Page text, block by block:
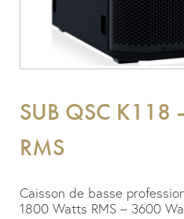
SUB QSC K118
RMS
Caisson de basse
1800 Watts RMS – 3600